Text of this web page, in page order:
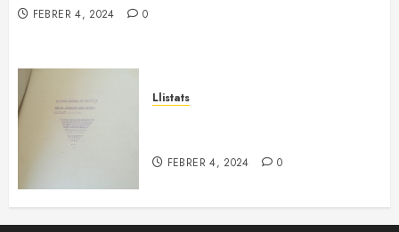
FEBRER 4, 2024 0
Llistats
FEBRER 4, 2024 0